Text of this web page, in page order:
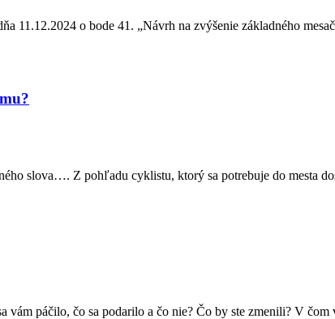
11.12.2024 o bode 41. „Návrh na zvýšenie základného
slova…. Z pohľadu cyklistu, ktorý sa potrebuje do mesta
vám páčilo, čo sa podarilo a čo nie? Čo by ste zmenili? V